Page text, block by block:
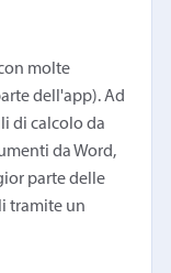
molte
dell'app). Ad
di calcolo da
da Word,
parte delle
tramite un